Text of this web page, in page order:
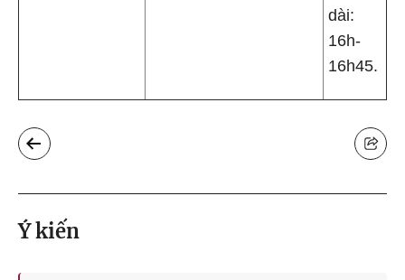
dài:
16h-
16h45.
Ý kiến